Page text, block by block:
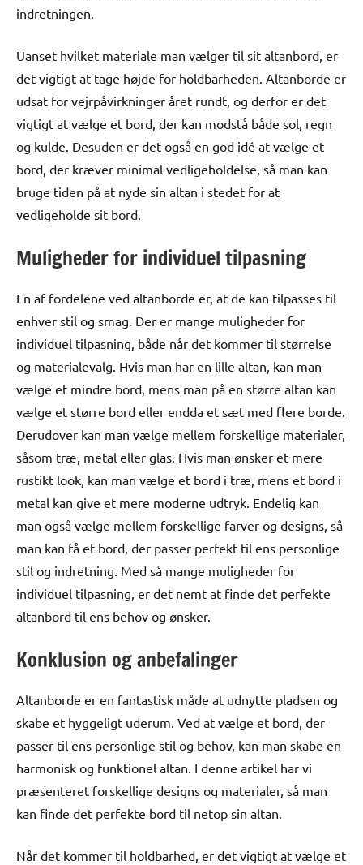
indretningen.
Uanset hvilket materiale man vælger til sit altanbord, er
det vigtigt at tage højde for holdbarheden. Altanborde er
udsat for vejrpåvirkninger året rundt, og derfor er det
vigtigt at vælge et bord, der kan modstå både sol, regn
og kulde. Desuden er det også en god idé at vælge et
bord, der kræver minimal vedligeholdelse, så man kan
bruge tiden på at nyde sin altan i stedet for at
vedligeholde sit bord.
Muligheder for individuel tilpasning
En af fordelene ved altanborde er, at de kan tilpasses til
enhver stil og smag. Der er mange muligheder for
individuel tilpasning, både når det kommer til størrelse
og materialevalg. Hvis man har en lille altan, kan man
vælge et mindre bord, mens man på en større altan kan
vælge et større bord eller endda et sæt med flere borde.
Derudover kan man vælge mellem forskellige materialer,
såsom træ, metal eller glas. Hvis man ønsker et mere
rustikt look, kan man vælge et bord i træ, mens et bord i
metal kan give et mere moderne udtryk. Endelig kan
man også vælge mellem forskellige farver og designs, så
man kan få et bord, der passer perfekt til ens personlige
stil og indretning. Med så mange muligheder for
individuel tilpasning, er det nemt at finde det perfekte
altanbord til ens behov og ønsker.
Konklusion og anbefalinger
Altanborde er en fantastisk måde at udnytte pladsen og
skabe et hyggeligt uderum. Ved at vælge et bord, der
passer til ens personlige stil og behov, kan man skabe en
harmonisk og funktionel altan. I denne artikel har vi
præsenteret forskellige designs og materialer, så man
kan finde det perfekte bord til netop sin altan.
Når det kommer til holdbarhed, er det vigtigt at vælge et